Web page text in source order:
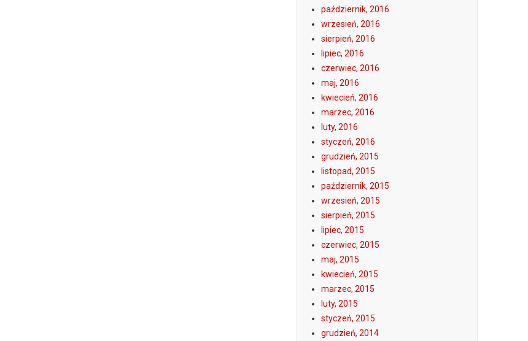
październik, 2016
wrzesień, 2016
sierpień, 2016
lipiec, 2016
czerwiec, 2016
maj, 2016
kwiecień, 2016
marzec, 2016
luty, 2016
styczeń, 2016
grudzień, 2015
listopad, 2015
październik, 2015
wrzesień, 2015
sierpień, 2015
lipiec, 2015
czerwiec, 2015
maj, 2015
kwiecień, 2015
marzec, 2015
luty, 2015
styczeń, 2015
grudzień, 2014